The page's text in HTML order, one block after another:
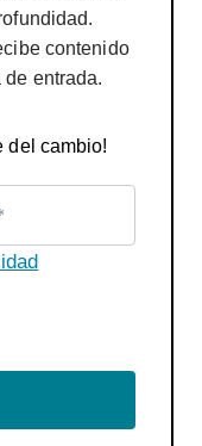
contenido
entrada.
del cambio!